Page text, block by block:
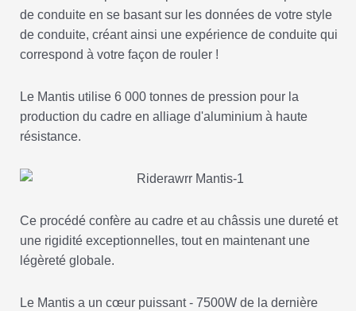
de conduite en se basant sur les données de votre style
de conduite, créant ainsi une expérience de conduite qui
correspond à votre façon de rouler !
Le Mantis utilise 6 000 tonnes de pression pour la
production du cadre en alliage d'aluminium à haute
résistance.
Ce procédé confère au cadre et au châssis une dureté et
une rigidité exceptionnelles, tout en maintenant une
légèreté globale.
Le Mantis a un cœur puissant - 7500W de la dernière